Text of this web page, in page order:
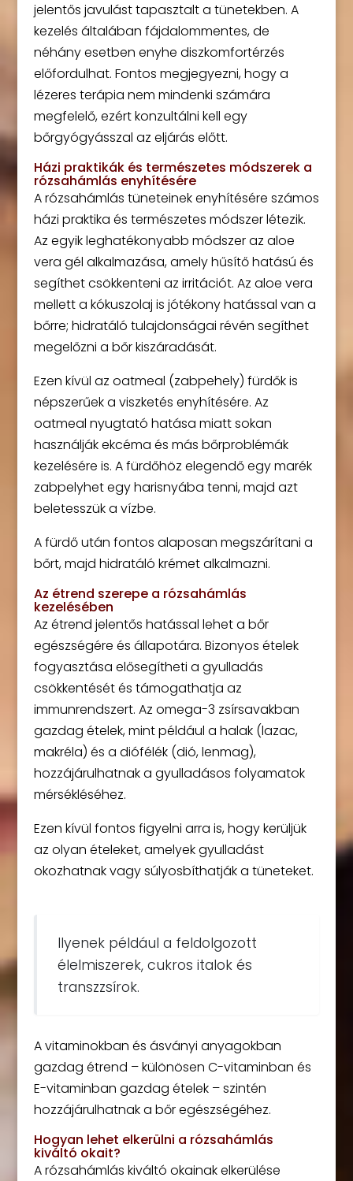
jelentős javulást tapasztalt a tünetekben. A
kezelés általában fájdalommentes, de
néhány esetben enyhe diszkomfortérzés
előfordulhat. Fontos megjegyezni, hogy a
lézeres terápia nem mindenki számára
megfelelő, ezért konzultálni kell egy
bőrgyógyásszal az eljárás előtt.
Házi praktikák és természetes módszerek a
rózsahámlás enyhítésére
A rózsahámlás tüneteinek enyhítésére számos
házi praktika és természetes módszer létezik.
Az egyik leghatékonyabb módszer az aloe
vera gél alkalmazása, amely hűsítő hatású és
segíthet csökkenteni az irritációt. Az aloe vera
mellett a kókuszolaj is jótékony hatással van a
bőrre; hidratáló tulajdonságai révén segíthet
megelőzni a bőr kiszáradását.
Ezen kívül az oatmeal (zabpehely) fürdők is
népszerűek a viszketés enyhítésére. Az
oatmeal nyugtató hatása miatt sokan
használják ekcéma és más bőrproblémák
kezelésére is. A fürdőhöz elegendő egy marék
zabpelyhet egy harisnyába tenni, majd azt
beletesszük a vízbe.
A fürdő után fontos alaposan megszárítani a
bőrt, majd hidratáló krémet alkalmazni.
Az étrend szerepe a rózsahámlás
kezelésében
Az étrend jelentős hatással lehet a bőr
egészségére és állapotára. Bizonyos ételek
fogyasztása elősegítheti a gyulladás
csökkentését és támogathatja az
immunrendszert. Az omega-3 zsírsavakban
gazdag ételek, mint például a halak (lazac,
makréla) és a diófélék (dió, lenmag),
hozzájárulhatnak a gyulladásos folyamatok
mérsékléséhez.
Ezen kívül fontos figyelni arra is, hogy kerüljük
az olyan ételeket, amelyek gyulladást
okozhatnak vagy súlyosbíthatják a tüneteket.
Ilyenek például a feldolgozott
élelmiszerek, cukros italok és
transzzsírok.
A vitaminokban és ásványi anyagokban
gazdag étrend – különösen C-vitaminban és
E-vitaminban gazdag ételek – szintén
hozzájárulhatnak a bőr egészségéhez.
Hogyan lehet elkerülni a rózsahámlás
kiváltó okait?
A rózsahámlás kiváltó okainak elkerülése